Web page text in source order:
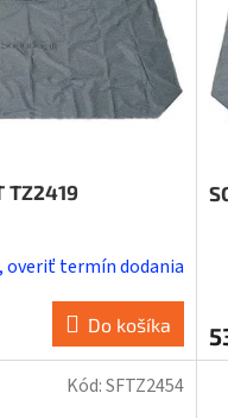
TZ2419
overiť termín dodania
Do košíka
Kód:SFTZ2454